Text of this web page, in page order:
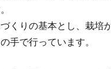
くりの基本とし、栽培
手で行っています。